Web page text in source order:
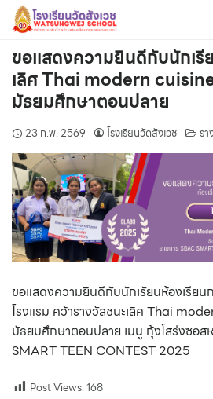
Skip
content
ขอแสดงความยินดีกับนักเรี
เลิศ Thai modern
มัธยมศึกษาตอนปลาย
23 ก.พ. 2569 โรงเรียนวัดสังเวช ร
ขอแสดงความยินดีกับนักเรัยนห้องเรียน
โรงแรม คว้ารางวัลชนะเลิศ Thai
มัธยมศึกษาตอนปลาย เมนู กุ้งโสร่งซอส
SMART TEEN CONTEST 2025
Post Views:168